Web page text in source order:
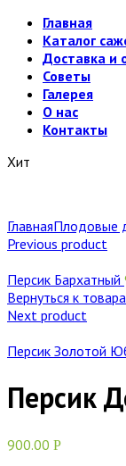
Главная
Каталог
Доставка и
Советы
Галерея
О нас
Контакты
Хит
ГлавнаяПлодовые
Previous product
Персик Бархатный
Вернуться к
Next product
Персик Золотой
Персик
900.00 Р